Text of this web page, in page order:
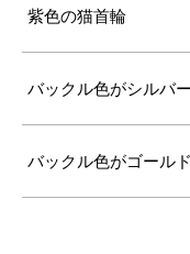
紫色の猫首輪
バックル色がシルバ
バックル色がゴール